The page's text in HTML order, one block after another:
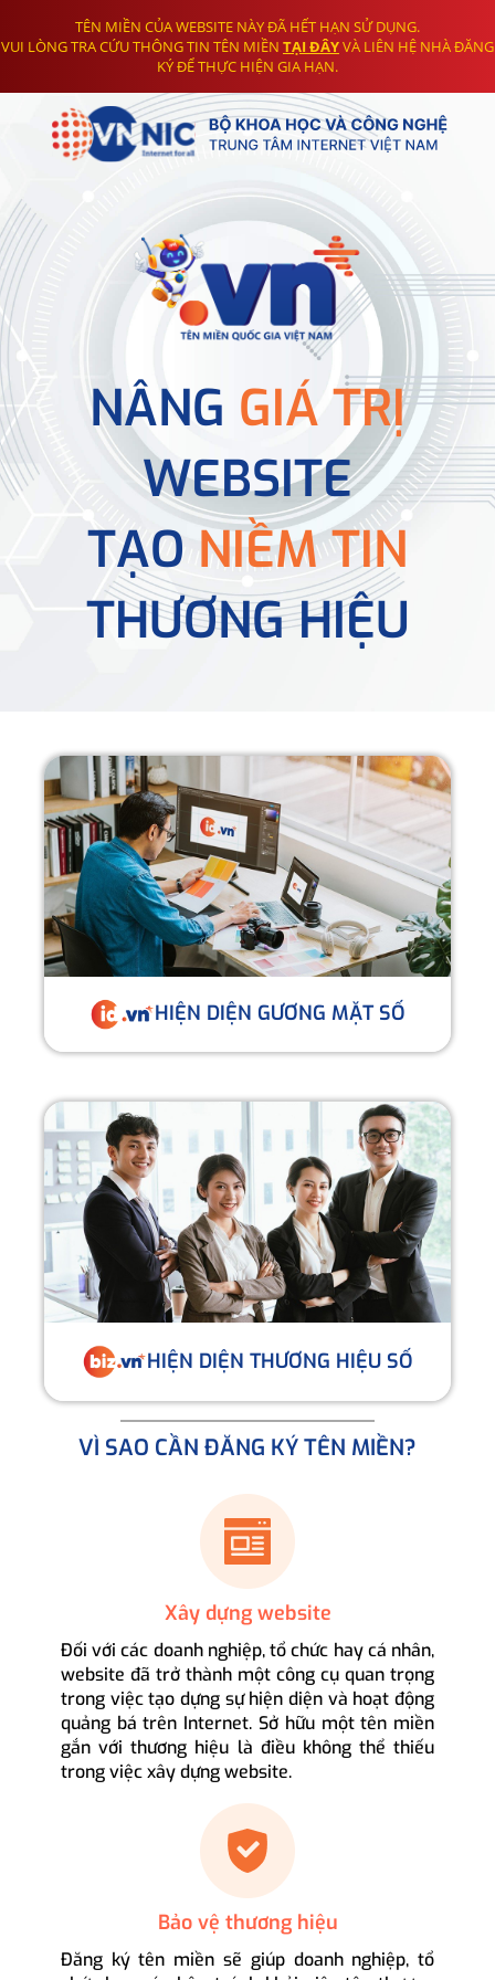
TÊN MIỀN CỦA WEBSITE NÀY ĐÃ HẾT HẠN SỬ DỤNG.
VUI LÒNG TRA CỨU THÔNG TIN TÊN MIỀN TẠI ĐÂYVÀ LIÊN HỆ NHÀ ĐĂNG
KÝ ĐỂ THỰC HIỆN GIA HẠN.
NÂNG GIÁ TRỊ
WEBSITE
TẠONIỀM TIN
THƯƠNG HIỆU
HIỆN DIỆN GƯƠNG MẶT SỐ
HIỆN DIỆN THƯƠNG HIỆU SỐ
VÌ SAO CẦN ĐĂNG KÝ TÊN MIỀN?
Xây dựng website
Đối với các doanh nghiệp, tổ chức hay cá nhân,
website đã trở thành một công cụ quan trọng
trong việc tạo dựng sự hiện diện và hoạt động
quảng bá trên Internet. Sở hữu một tên miền
gắn với thương hiệu là điều không thể thiếu
trong việc xây dựng website.
Bảo vệ thương hiệu
Đăng ký tên miền sẽ giúp doanh nghiệp, tổ